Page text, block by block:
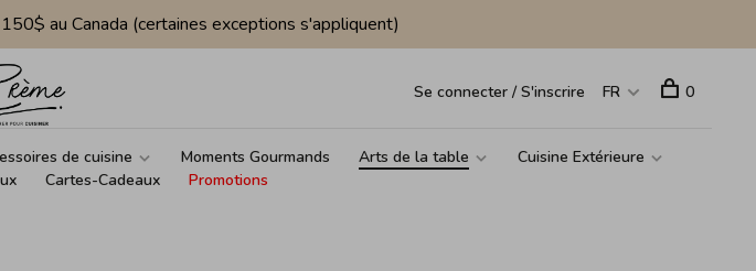
au Canada (certaines exceptions s'appliquent)
de cuisine Moments Gourmands Arts de la table
Cuisine Extérieure
Cartes-Cadeaux Promotions
Se connecter / S'inscrire FR 0